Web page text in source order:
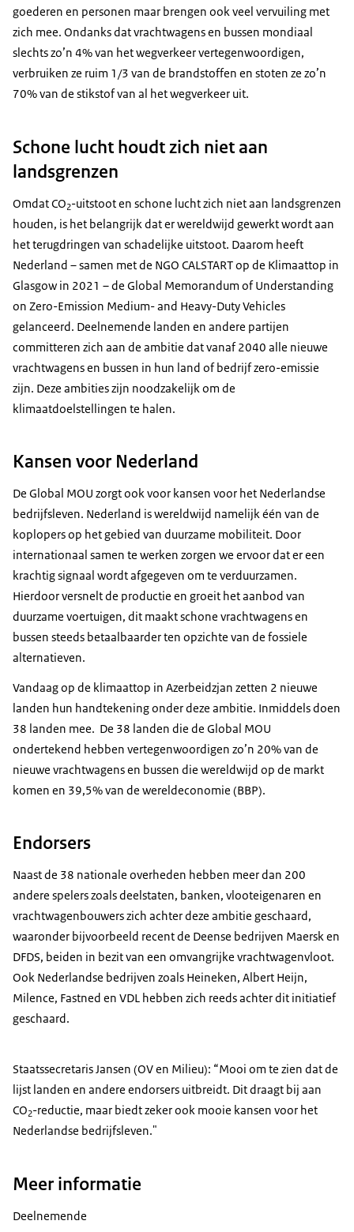
goederen en personen maar brengen ook veel vervuiling met
zich mee. Ondanks dat vrachtwagens en bussen mondiaal
slechts zo’n 4% van het wegverkeer vertegenwoordigen,
verbruiken ze ruim 1/3 van de brandstoffen en stoten ze zo’n
70% van de stikstof van al het wegverkeer uit.
Schone lucht houdt zich niet aan
landsgrenzen
Omdat CO2-uitstoot en schone lucht zich niet aan landsgrenzen
houden, is het belangrijk dat er wereldwijd gewerkt wordt aan
het terugdringen van schadelijke uitstoot. Daarom heeft
Nederland – samen met de NGO CALSTART op de Klimaattop in
Glasgow in 2021 – de Global Memorandum of Understanding
on Zero-Emission Medium- and Heavy-Duty Vehicles
gelanceerd. Deelnemende landen en andere partijen
committeren zich aan de ambitie dat vanaf 2040 alle nieuwe
vrachtwagens en bussen in hun land of bedrijf zero-emissie
zijn. Deze ambities zijn noodzakelijk om de
klimaatdoelstellingen te halen.
Kansen voor Nederland
De Global MOU zorgt ook voor kansen voor het Nederlandse
bedrijfsleven. Nederland is wereldwijd namelijk één van de
koplopers op het gebied van duurzame mobiliteit. Door
internationaal samen te werken zorgen we ervoor dat er een
krachtig signaal wordt afgegeven om te verduurzamen.
Hierdoor versnelt de productie en groeit het aanbod van
duurzame voertuigen, dit maakt schone vrachtwagens en
bussen steeds betaalbaarder ten opzichte van de fossiele
alternatieven.
Vandaag op de klimaattop in Azerbeidzjan zetten 2 nieuwe
landen hun handtekening onder deze ambitie. Inmiddels doen
38 landen mee. De 38 landen die de Global MOU
ondertekend hebben vertegenwoordigen zo’n 20% van de
nieuwe vrachtwagens en bussen die wereldwijd op de markt
komen en 39,5% van de wereldeconomie (BBP).
Endorsers
Naast de 38 nationale overheden hebben meer dan 200
andere spelers zoals deelstaten, banken, vlooteigenaren en
vrachtwagenbouwers zich achter deze ambitie geschaard,
waaronder bijvoorbeeld recent de Deense bedrijven Maersk en
DFDS, beiden in bezit van een omvangrijke vrachtwagenvloot.
Ook Nederlandse bedrijven zoals Heineken, Albert Heijn,
Milence, Fastned en VDL hebben zich reeds achter dit initiatief
geschaard.
Staatssecretaris Jansen (OV en Milieu): “Mooi om te zien dat de
lijst landen en andere endorsers uitbreidt. Dit draagt bij aan
CO2-reductie, maar biedt zeker ook mooie kansen voor het
Nederlandse bedrijfsleven."
Meer informatie
Deelnemende